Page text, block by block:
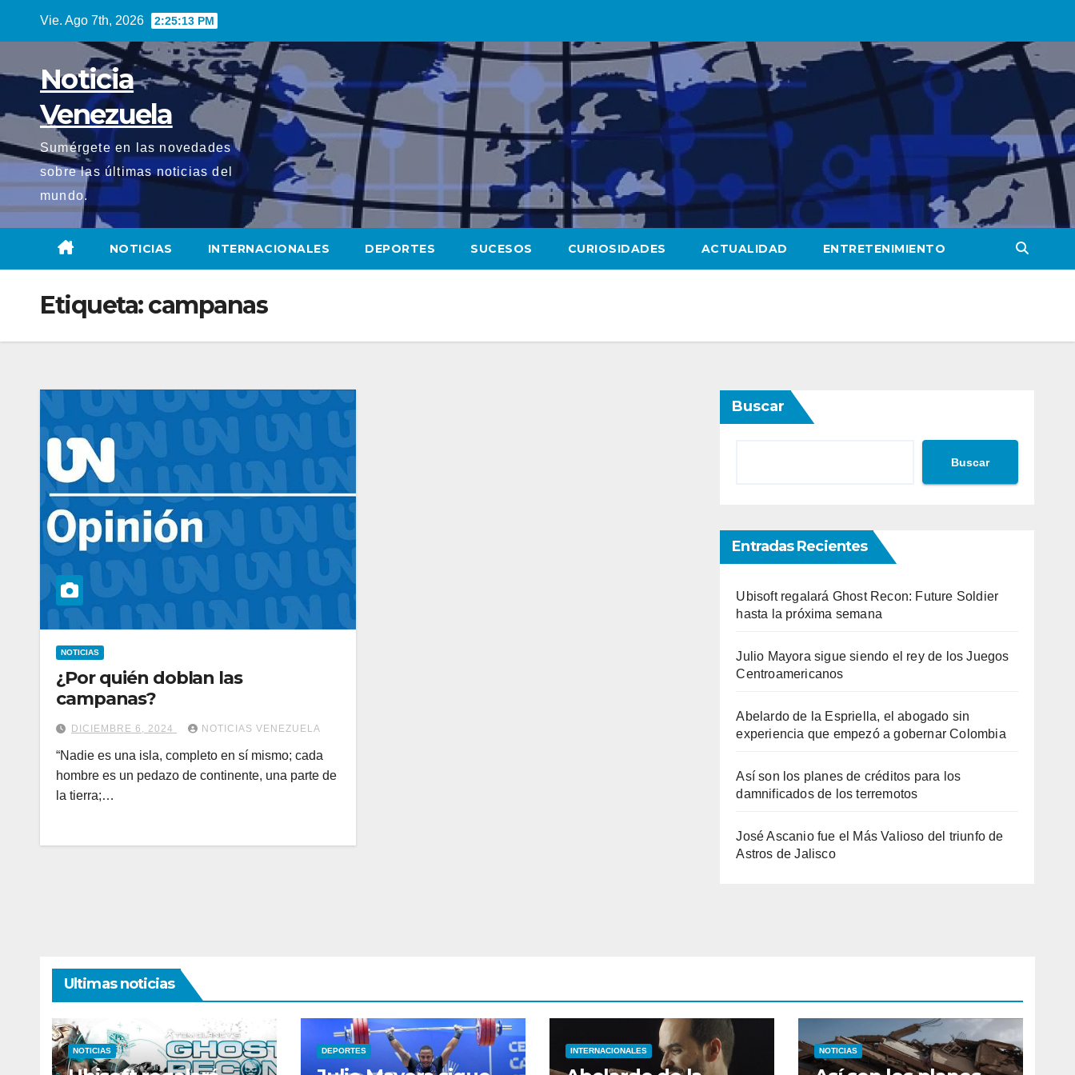
Vie. Ago 7th, 2026 2:25:14 PM
Noticia
Venezuela
Sumérgete en las novedades
sobre las últimas noticias del
mundo.
NOTICIAS INTERNACIONALES DEPORTES SUCESOS CURIOSIDADES ACTUALIDAD ENTRETENIMIENTO
Etiqueta:campanas
NOTICIAS
¿Por quién doblan las
campanas?
DICIEMBRE 6, 2024 NOTICIAS VENEZUELA
“Nadie es una isla, completo en sí mismo; cada
hombre es un pedazo de continente, una parte de
la tierra;…
Buscar
Buscar
Entradas Recientes
Ubisoft regalará Ghost Recon: Future Soldier
hasta la próxima semana
Julio Mayora sigue siendo el rey de los Juegos
Centroamericanos
Abelardo de la Espriella, el abogado sin
experiencia que empezó a gobernar Colombia
Así son los planes de créditos para los
damnificados de los terremotos
José Ascanio fue el Más Valioso del triunfo de
Astros de Jalisco
Ultimas noticias
NOTICIAS DEPORTES INTERNACIONALES NOTICIAS